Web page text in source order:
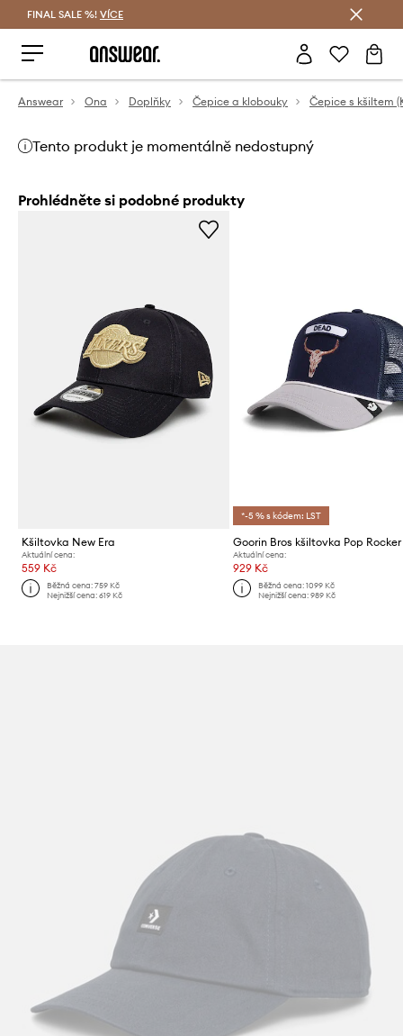
FINAL SALE %! VÍCE
Answear Ona Doplňky Čepice a klobouky Čepice s kšiltem
Tento produkt je momentálně nedostupný
Prohlédněte si podobné produkty
Kšiltovka New Era
Aktuální cena:
559 Kč
Běžná cena:759 Kč
Nejnižší cena:619 Kč
*-5 % s kódem: LST
Goorin Bros kšiltovka Pop Rocker
Aktuální cena:
929 Kč
Běžná cena: 1099 Kč
Nejnižší cena: 989 Kč